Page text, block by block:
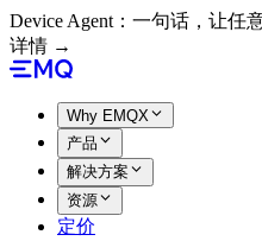
Device Agent：一句话，让任
详情 →
Why EMQX
产品
解决方案
资源
定价